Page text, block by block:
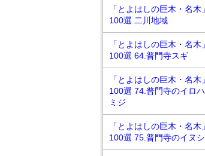
「とよはしの巨木・名木」
100選 二川地域
「とよはしの巨木・名木」
100選 64.普門寺スギ
「とよはしの巨木・名木」
100選 74.普門寺のイロ
ミジ
「とよはしの巨木・名木」
100選 75.普門寺のイヌ